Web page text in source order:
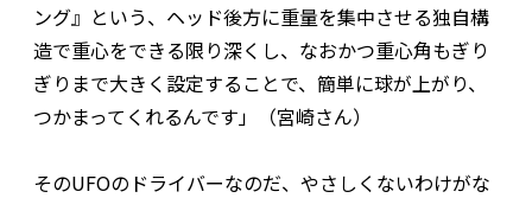
ング』という、ヘッド後方に重量を集中させる独自構
造で重心をできる限り深くし、なおかつ重心角もぎり
ぎりまで大きく設定することで、簡単に球が上がり、
つかまってくれるんです」（宮崎さん）
そのUFOのドライバーなのだ、やさしくないわけがな